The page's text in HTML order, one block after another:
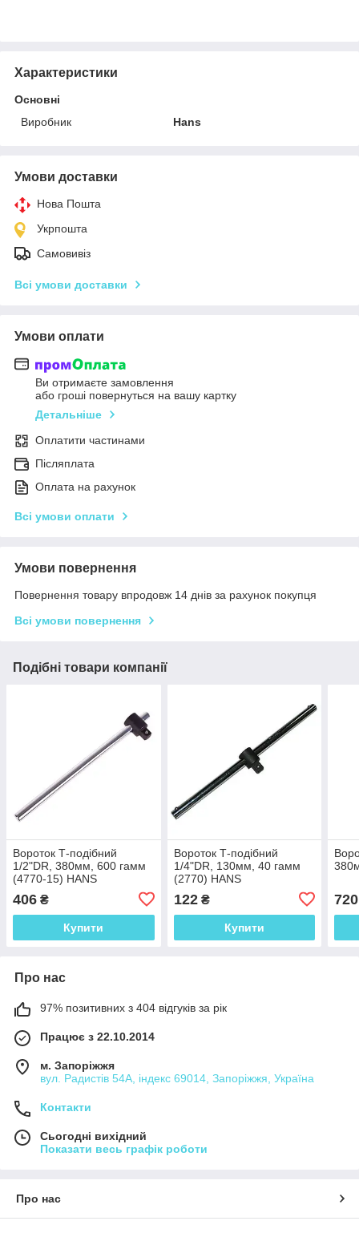
Характеристики
Основні
Виробник
Hans
Умови доставки
Нова Пошта
Укрпошта
Самовивіз
Всі умови доставки
Умови оплати
Ви отримаєте замовлення
або гроші повернуться на вашу картку
Детальніше
Оплатити частинами
Післяплата
Оплата на рахунок
Всі умови оплати
Умови повернення
Повернення товару впродовж 14 днів за рахунок покупця
Всі умови повернення
Подібні товари компанії
Вороток Т-подібний
1/2"DR, 380мм, 600 гамм
(4770-15) HANS
406 ₴
Купити
Вороток Т-подібний
1/4"DR, 130мм, 40 гамм
(2770) HANS
122₴
Купити
720
Про нас
97% позитивних з 404 відгуків за рік
Працює з 22.10.2014
м. Запоріжжя
вул. Радистів 54А, індекс 69014, Запоріжжя, Україна
Контакти
Сьогодні вихідний
Показати весь графік роботи
Про нас